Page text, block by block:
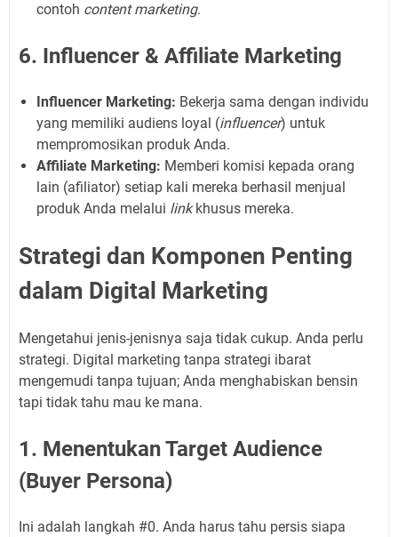
contoh content marketing.
6. Influencer & Affiliate Marketing
Influencer Marketing: Bekerja sama dengan individu
yang memiliki audiens loyal (influencer) untuk
mempromosikan produk Anda.
Affiliate Marketing: Memberi komisi kepada orang
lain (afiliator) setiap kali mereka berhasil menjual
produk Anda melalui linkkhusus mereka.
Strategi dan Komponen Penting
dalam Digital Marketing
Mengetahui jenis-jenisnya saja tidak cukup. Anda perlu
strategi. Digital marketing tanpa strategi ibarat
mengemudi tanpa tujuan; Anda menghabiskan bensin
tapi tidak tahu mau ke mana.
1. Menentukan Target Audience
(Buyer Persona)
Ini adalah langkah #0. Anda harus tahu persis siapa